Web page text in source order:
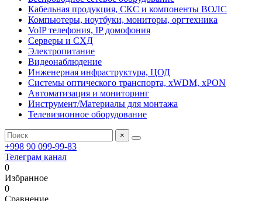
Кабельная продукция, СКС и компоненты ВОЛС
Компьютеры, ноутбуки, мониторы, оргтехника
VoIP телефония, IP домофония
Серверы и СХД
Электропитание
Видеонаблюдение
Инженерная инфраструктура, ЦОД
Системы оптического транспорта, xWDM, xPON
Автоматизация и мониторинг
Инструмент/Материалы для монтажа
Телевизионное оборудование
×
+998 90 099-99-83
Телеграм канал
0
Избранное
0
Сравнение